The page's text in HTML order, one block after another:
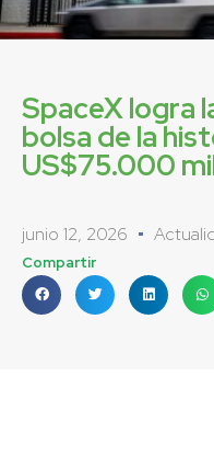
SpaceX logra
bolsa de la
US$75.000
junio 12, 2026
Compartir